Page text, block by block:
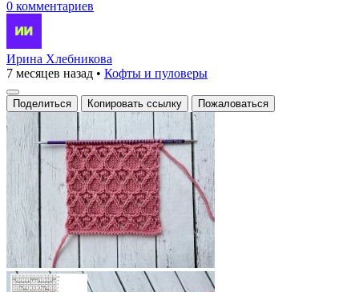
0 комментариев
Ирина Хлебникова
7 месяцев назад • Кофты и пуловеры
Поделиться Копировать ссылку Пожаловаться